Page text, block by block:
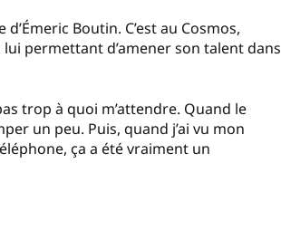
Boutin. C’est au Cosmos,
lui permettant d’amener son talent dans
trop à quoi m’attendre. Quand le
un peu. Puis, quand j’ai vu mon
ça a été vraiment un